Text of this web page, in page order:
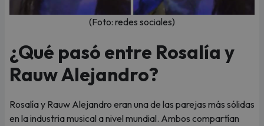
(Foto: redes sociales)
¿Qué pasó entre Rosalía y
Rauw Alejandro?
Rosalía y Rauw Alejandro eran una de las parejas más sólidas
en la industria musical a nivel mundial. Ambos compartían